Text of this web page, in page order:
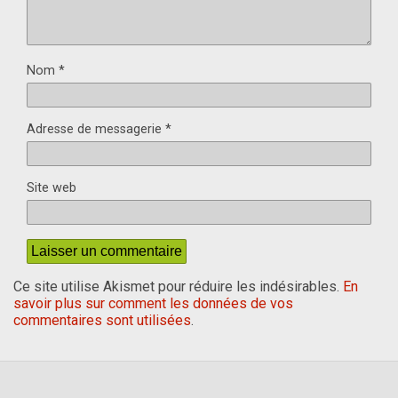
Nom *
Adresse de messagerie *
Site web
Ce site utilise Akismet pour réduire les indésirables. En
savoir plus sur comment les données de vos
commentaires sont utilisées.